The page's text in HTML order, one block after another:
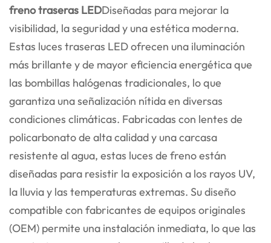
freno traseras LEDDiseñadas para mejorar la
visibilidad, la seguridad y una estética moderna.
Estas luces traseras LED ofrecen una iluminación
más brillante y de mayor eficiencia energética que
las bombillas halógenas tradicionales, lo que
garantiza una señalización nítida en diversas
condiciones climáticas. Fabricadas con lentes de
policarbonato de alta calidad y una carcasa
resistente al agua, estas luces de freno están
diseñadas para resistir la exposición a los rayos UV,
la lluvia y las temperaturas extremas. Su diseño
compatible con fabricantes de equipos originales
(OEM) permite una instalación inmediata, lo que las